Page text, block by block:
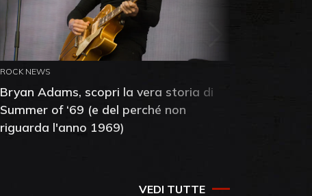
ROCK NEWS
Bryan Adams, scopri la vera storia di
Summer of ‘69 (e del perché non
riguarda l'anno 1969)
VEDI TUTTE